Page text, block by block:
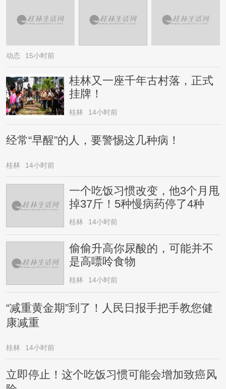
动态 15小时前
桂林又一座千年古村落，正式
挂牌！
桂林 14小时前
经常“早醒”的人，要警惕这几种病！
桂林 14小时前
一个吃饭习惯改变，他3个月甩
掉37斤！5种慢病药停了4种
桂林 14小时前
偷偷升高你尿酸的，可能并不
是高嘌呤食物
桂林 14小时前
“减重黄金期”到了！人民日报手把手教您健
康减重
桂林 14小时前
立即停止！这个吃饭习惯可能会增加致癌风